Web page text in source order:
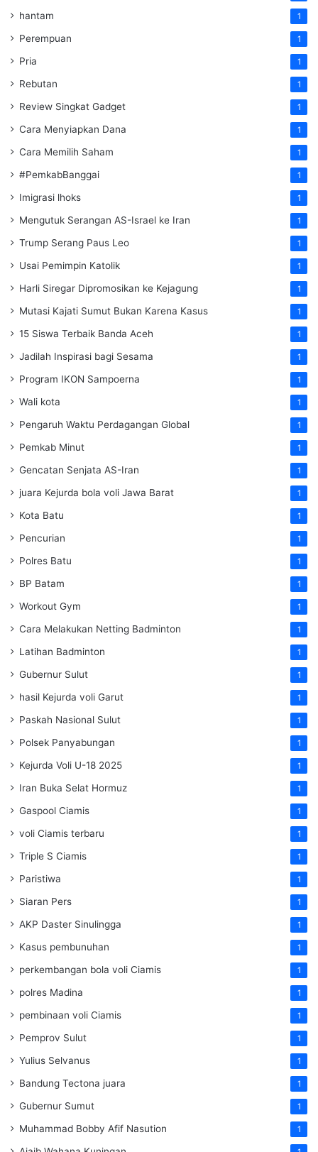
hantam 1
Perempuan 1
Pria 1
Rebutan 1
Review Singkat Gadget 1
Cara Menyiapkan Dana 1
Cara Memilih Saham 1
#PemkabBanggai 1
Imigrasi lhoks 1
Mengutuk Serangan AS-Israel ke Iran 1
Trump Serang Paus Leo 1
Usai Pemimpin Katolik 1
Harli Siregar Dipromosikan ke Kejagung 1
Mutasi Kajati Sumut Bukan Karena Kasus 1
15 Siswa Terbaik Banda Aceh 1
Jadilah Inspirasi bagi Sesama 1
Program IKON Sampoerna 1
Wali kota 1
Pengaruh Waktu Perdagangan Global 1
Pemkab Minut 1
Gencatan Senjata AS-Iran 1
juara Kejurda bola voli Jawa Barat 1
Kota Batu 1
Pencurian 1
Polres Batu 1
BP Batam 1
Workout Gym 1
Cara Melakukan Netting Badminton 1
Latihan Badminton 1
Gubernur Sulut 1
hasil Kejurda voli Garut 1
Paskah Nasional Sulut 1
Polsek Panyabungan 1
Kejurda Voli U-18 2025 1
Iran Buka Selat Hormuz 1
Gaspool Ciamis 1
voli Ciamis terbaru 1
Triple S Ciamis 1
Paristiwa 1
Siaran Pers 1
AKP Daster Sinulingga 1
Kasus pembunuhan 1
perkembangan bola voli Ciamis 1
polres Madina 1
pembinaan voli Ciamis 1
Pemprov Sulut 1
Yulius Selvanus 1
Bandung Tectona juara 1
Gubernur Sumut 1
Muhammad Bobby Afif Nasution 1